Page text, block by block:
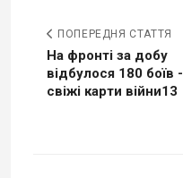
ПОПЕРЕДНЯ СТАТТЯ
На фронті за добу
відбулося 180 боїв -
свіжі карти війни13